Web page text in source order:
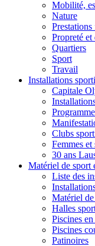
Mobilité,
Nature
Prestations
Propreté et
Quartiers
Sport
Travail
Installations
Capitale
Clubs
Femmes et
30 ans
Matériel de sport
Liste des
Matériel
Halles
Piscines
Piscines
Patinoires